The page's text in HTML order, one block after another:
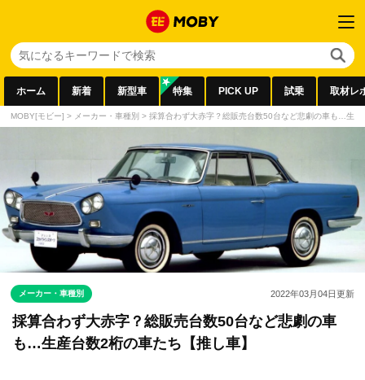
ホーム 新着 新型車 特集 PICK UP 試乗 取材レ
MOBY[モビー] > メーカー・車種別 > 採算合わず大赤字？総販売台数50台など悲劇の車も…生産
メーカー・車種別 2022年03月04日更新
採算合わず大赤字？総販売台数50台など悲劇の車
も…生産台数2桁の車たち【推し車】